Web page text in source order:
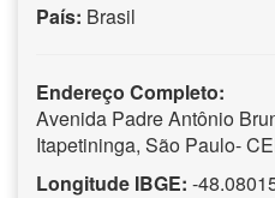
País: Brasil
Endereço Completo:
Avenida Padre Antônio
Itapetininga, São Paulo-
Longitude IBGE: -